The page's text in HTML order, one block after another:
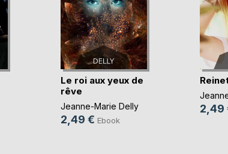
Le roi aux yeux de
rêve
Jeanne-Marie Delly
2,49 € Ebook
2,49